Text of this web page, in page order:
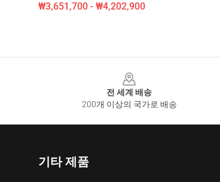
₩3,651,700 - ₩4,202,900
전 세계 배송
200개 이상의 국가로 배송
기타 제품